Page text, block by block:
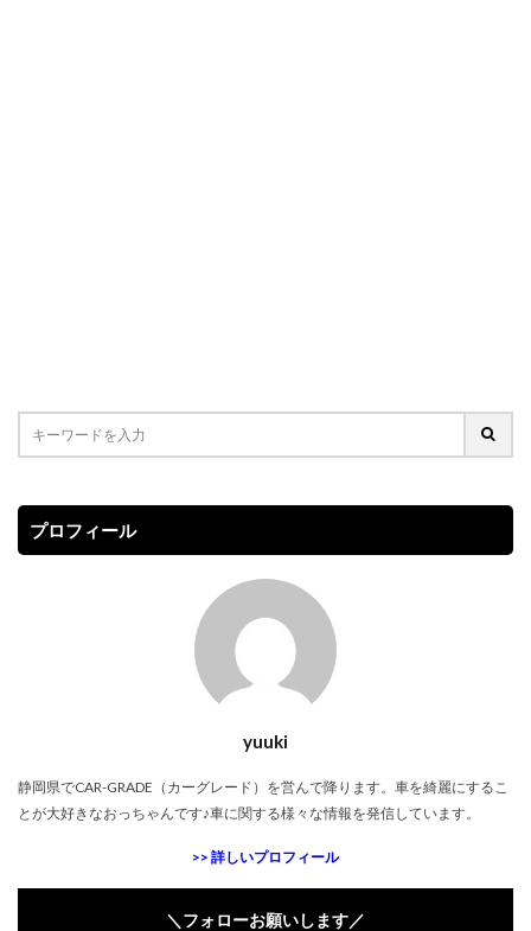
プロフィール
yuuki
静岡県でCAR-GRADE（カーグレード） を営んで降ります。車を綺麗にするこ
とが大好きなおっちゃんです♪車に関する様々な情報を発信しています。
>> 詳しいプロフィール
＼フォローお願いします／